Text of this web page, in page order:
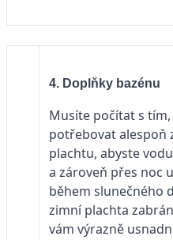
4. Doplňky bazénu
Musíte počítat s
potřebovat alespoň
plachtu, abyste
a zároveň přes noc
během slunečného
zimní plachta
vám výrazně